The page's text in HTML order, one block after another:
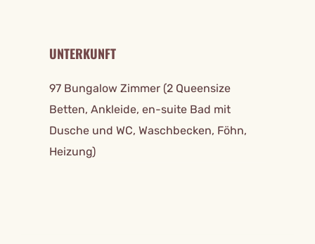
UNTERKUNFT
97 Bungalow Zimmer (2 Queensize
Betten, Ankleide, en-suite Bad mit
Dusche und WC, Waschbecken, Föhn,
Heizung)